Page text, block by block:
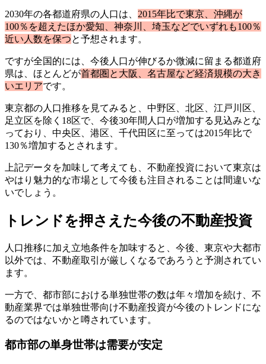
2030年の各都道府県の人口は、 2015年比で東京、沖縄が
100％を超えたほか愛知、神奈川、埼玉などでいずれも100％
近い人数を保つと予想されます。
ですが全国的には、今後人口が伸びるか微減に留まる都道府
県は、ほとんどが首都圏と大阪、名古屋など経済規模の大き
いエリアです。
東京都の人口推移を見てみると、中野区、北区、江戸川区、
足立区を除く18区で、今後30年間人口が増加する見込みとな
っており、中央区、港区、千代田区に至っては2015年比で
130％増加するとされます。
上記データを加味して考えても、不動産投資において東京は
やはり魅力的な市場として今後も注目されることは間違いな
いでしょう。
トレンドを押さえた今後の不動産投資
人口推移に加え立地条件を加味すると、今後、東京や大都市
以外では、不動産取引が厳しくなるであろうと予測されてい
ます。
一方で、都市部における単独世帯の数は年々増加を続け、不
動産業界では単独世帯向け不動産投資が今後のトレンドにな
るのではないかと噂されています。
都市部の単身世帯は需要が安定